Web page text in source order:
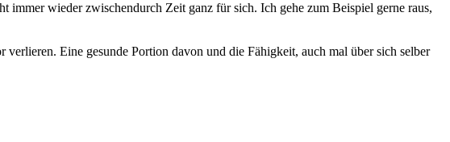
immer wieder zwischendurch Zeit ganz für sich. Ich gehe zum Beispiel gerne raus,
Eine gesunde Portion davon und die Fähigkeit, auch mal über sich selber